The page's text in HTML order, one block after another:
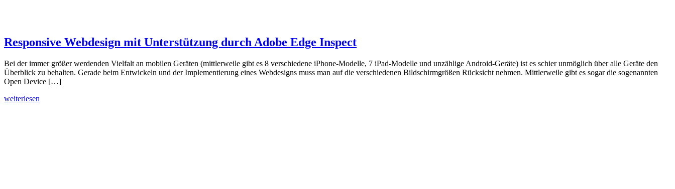
Responsive Webdesign mit Unterstützung durch Adobe Edge Inspect
Bei der immer größer werdenden Vielfalt an mobilen Geräten (mittlerweile gibt es 8 verschiedene iPhone-Modelle, 7 iPad-Modelle und unzählige Android-Geräte) ist es schier unmöglich über alle Geräte den
Überblick zu behalten. Gerade beim Entwickeln und der Implementierung eines Webdesigns muss man auf die verschiedenen Bildschirmgrößen Rücksicht nehmen. Mittlerweile gibt es sogar die sogenannten
Open Device […]
weiterlesen